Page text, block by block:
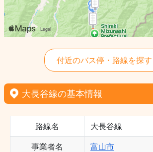
付近のバス停・路線を探す
大長谷線の基本情報
路線名 大長谷線
事業者名 富山市